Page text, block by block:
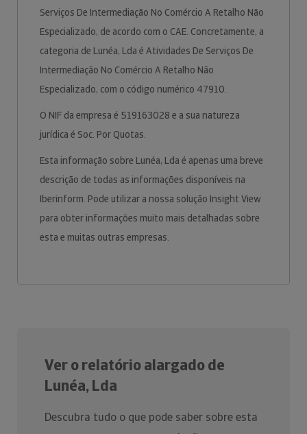
Serviços De Intermediação No Comércio A Retalho Não
Especializado, de acordo com o CAE. Concretamente, a
categoria de Lunéa, Lda é Atividades De Serviços De
Intermediação No Comércio A Retalho Não
Especializado, com o código numérico 47910.
O NIF da empresa é 519163028 e a sua natureza
jurídica é Soc. Por Quotas.
Esta informação sobre Lunéa, Lda é apenas uma breve
descrição de todas as informações disponíveis na
Iberinform. Pode utilizar a nossa solução Insight View
para obter informações muito mais detalhadas sobre
esta e muitas outras empresas.
Ver o relatório alargado de
Lunéa, Lda
Descubra tudo o que pode saber sobre esta